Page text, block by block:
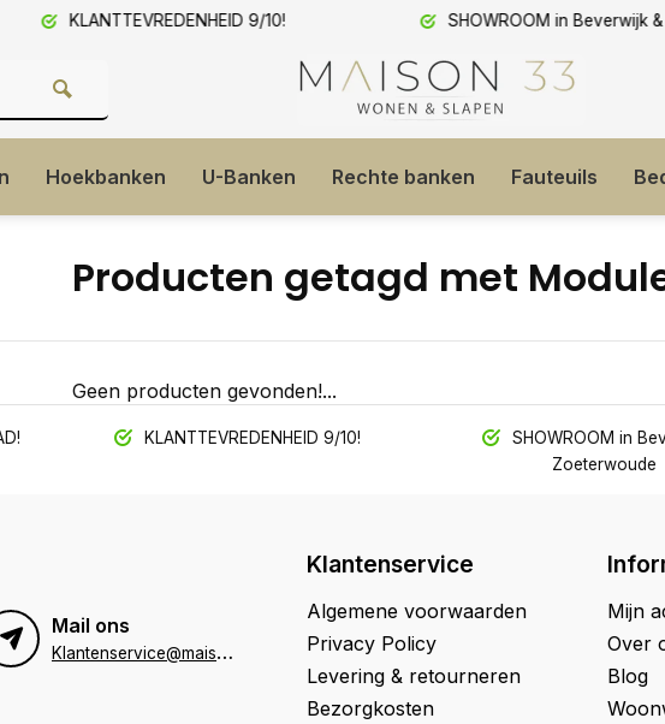
SHOWROOM in Beverwijk & Zoeterwoude Extreem lage prijzen!
Hoekbanken U-Banken Rechte banken Fauteuils
Producten getagd met
Geen producten gevonden!...
KLANTTEVREDENHEID 9/10!
SHOWROOM in
Zoeterwoude
Mail ons
K
lantenservice@maison33.nl
Klantenservice
Algemene voorwaarden
Privacy Policy
Levering & retourneren
Bezorgkosten
Mijn
Over
Blog